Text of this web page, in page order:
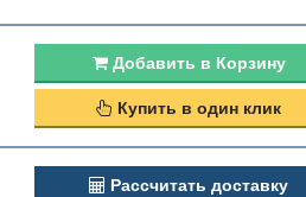
Добавить в Корзину
Купить в один клик
Рассчитать доставку